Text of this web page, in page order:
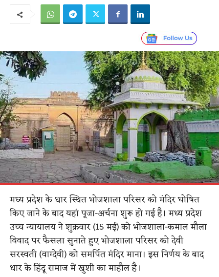
मध्य प्रदेश के धार स्थित भोजशाला परिसर को मंदिर घोषित
किए जाने के बाद यहां पूजा-अर्चना शुरू हो गई है। मध्य प्रदेश
उच्च न्यायालय ने शुक्रवार (15 मई) को भोजशाला-कमाल मौला
विवाद पर फैसला सुनाते हुए भोजशाला परिसर को देवी
सरस्वती (वाग्देवी) को समर्पित मंदिर माना। इस निर्णय के बाद
धार के हिंदू समाज में खुशी का माहौल है।